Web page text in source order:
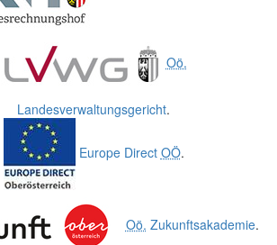
Oö.
Landesverwaltungsgericht.
Europe Direct OÖ.
Oö. Zukunftsakademie.